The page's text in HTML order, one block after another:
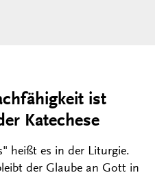
ist
Katechese
heißt es in der Liturgie.
der Glaube an Gott in